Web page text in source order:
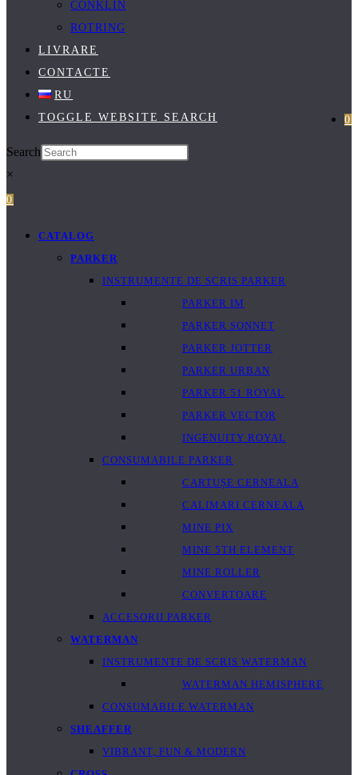
CONKLIN
ROTRING
LIVRARE
CONTACTE
RU
0
TOGGLE WEBSITE SEARCH
Search
×
0
CATALOG
PARKER
INSTRUMENTE DE SCRIS PARKER
PARKER IM
PARKER SONNET
PARKER JOTTER
PARKER URBAN
PARKER 51 ROYAL
PARKER VECTOR
INGENUITY ROYAL
CONSUMABILE PARKER
CARTUȘE CERNEALA
CALIMARI CERNEALA
MINE PIX
MINE 5TH ELEMENT
MINE ROLLER
CONVERTOARE
ACCESORII PARKER
WATERMAN
INSTRUMENTE DE SCRIS WATERMAN
WATERMAN HEMISPHERE
CONSUMABILE WATERMAN
SHEAFFER
VIBRANT, FUN & MODERN